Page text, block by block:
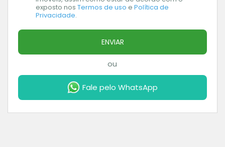
exposto nos Termos de uso e Política de
Privacidade.
ENVIAR
ou
Fale pelo WhatsApp